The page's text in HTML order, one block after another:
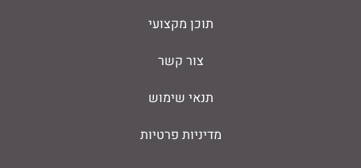
תוכן מקצועי
צור קשר
תנאי שימוש
מדיניות פרטיות